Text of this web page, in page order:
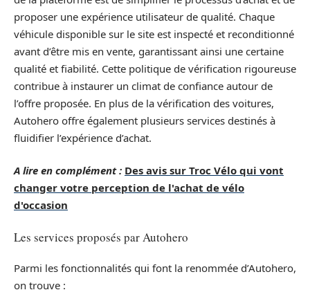
proposer une expérience utilisateur de qualité. Chaque
véhicule disponible sur le site est inspecté et reconditionné
avant d’être mis en vente, garantissant ainsi une certaine
qualité et fiabilité. Cette politique de vérification rigoureuse
contribue à instaurer un climat de confiance autour de
l’offre proposée. En plus de la vérification des voitures,
Autohero offre également plusieurs services destinés à
fluidifier l’expérience d’achat.
A lire en complément : Des avis sur Troc Vélo qui vont
changer votre perception de l'achat de vélo
d'occasion
Les services proposés par Autohero
Parmi les fonctionnalités qui font la renommée d’Autohero,
on trouve :